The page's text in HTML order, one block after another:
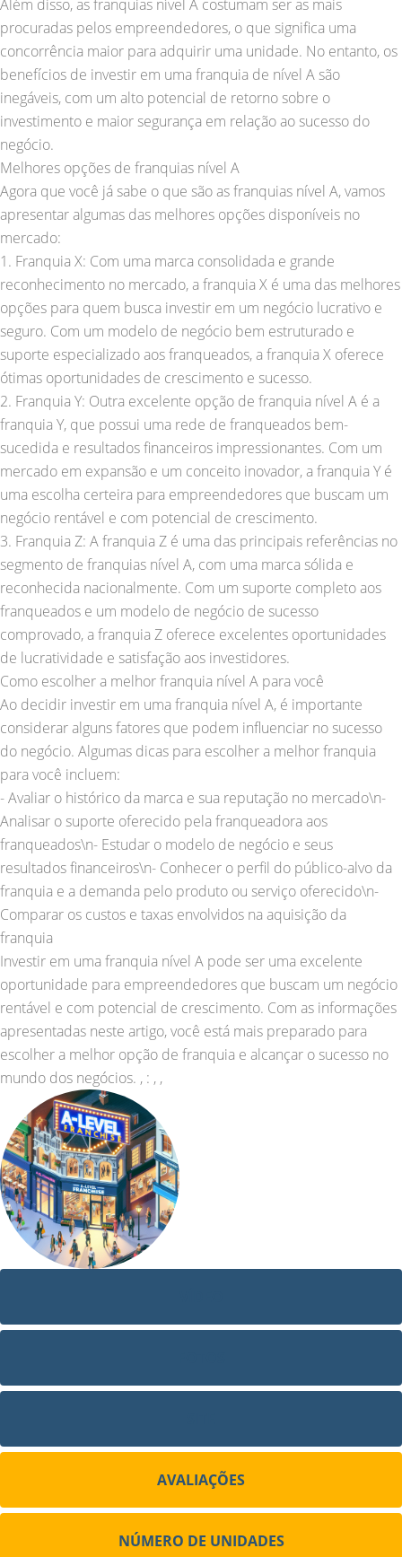
Além disso, as franquias nível A costumam ser as mais
procuradas pelos empreendedores, o que significa uma
concorrência maior para adquirir uma unidade. No entanto, os
benefícios de investir em uma franquia de nível A são
inegáveis, com um alto potencial de retorno sobre o
investimento e maior segurança em relação ao sucesso do
negócio.
Melhores opções de franquias nível A
Agora que você já sabe o que são as franquias nível A, vamos
apresentar algumas das melhores opções disponíveis no
mercado:
1. Franquia X: Com uma marca consolidada e grande
reconhecimento no mercado, a franquia X é uma das melhores
opções para quem busca investir em um negócio lucrativo e
seguro. Com um modelo de negócio bem estruturado e
suporte especializado aos franqueados, a franquia X oferece
ótimas oportunidades de crescimento e sucesso.
2. Franquia Y: Outra excelente opção de franquia nível A é a
franquia Y, que possui uma rede de franqueados bem-
sucedida e resultados financeiros impressionantes. Com um
mercado em expansão e um conceito inovador, a franquia Y é
uma escolha certeira para empreendedores que buscam um
negócio rentável e com potencial de crescimento.
3. Franquia Z: A franquia Z é uma das principais referências no
segmento de franquias nível A, com uma marca sólida e
reconhecida nacionalmente. Com um suporte completo aos
franqueados e um modelo de negócio de sucesso
comprovado, a franquia Z oferece excelentes oportunidades
de lucratividade e satisfação aos investidores.
Como escolher a melhor franquia nível A para você
Ao decidir investir em uma franquia nível A, é importante
considerar alguns fatores que podem influenciar no sucesso
do negócio. Algumas dicas para escolher a melhor franquia
para você incluem:
- Avaliar o histórico da marca e sua reputação no mercado\n-
Analisar o suporte oferecido pela franqueadora aos
franqueados\n- Estudar o modelo de negócio e seus
resultados financeiros\n- Conhecer o perfil do público-alvo da
franquia e a demanda pelo produto ou serviço oferecido\n-
Comparar os custos e taxas envolvidos na aquisição da
franquia
Investir em uma franquia nível A pode ser uma excelente
oportunidade para empreendedores que buscam um negócio
rentável e com potencial de crescimento. Com as informações
apresentadas neste artigo, você está mais preparado para
escolher a melhor opção de franquia e alcançar o sucesso no
mundo dos negócios. , : , ,
AVALIAÇÕES
NÚMERO DE UNIDADES